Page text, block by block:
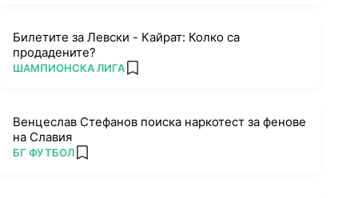
Билетите за Левски - Кайрат: Колко са
продадените?
ПОВЕЧЕ ОТ
ШАМПИОНСКА ЛИГА add favorites
Венцеслав Стефанов поиска наркотест за фенове
на Славия
ПОВЕЧЕ ОТ
БГ ФУТБОЛ add favorites